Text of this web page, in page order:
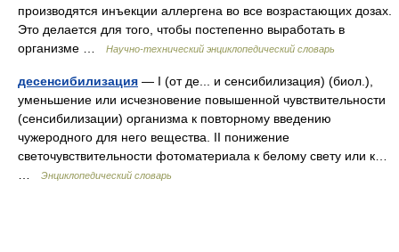
производятся инъекции аллергена во все возрастающих дозах.
Это делается для того, чтобы постепенно выработать в
организме …
Научно-технический энциклопедический словарь
десенсибилизация — I (от де... и сенсибилизация) (биол.),
уменьшение или исчезновение повышенной чувствительности
(сенсибилизации) организма к повторному введению
чужеродного для него вещества. II понижение
светочувствительности фотоматериала к белому свету или к…
Энциклопедический словарь